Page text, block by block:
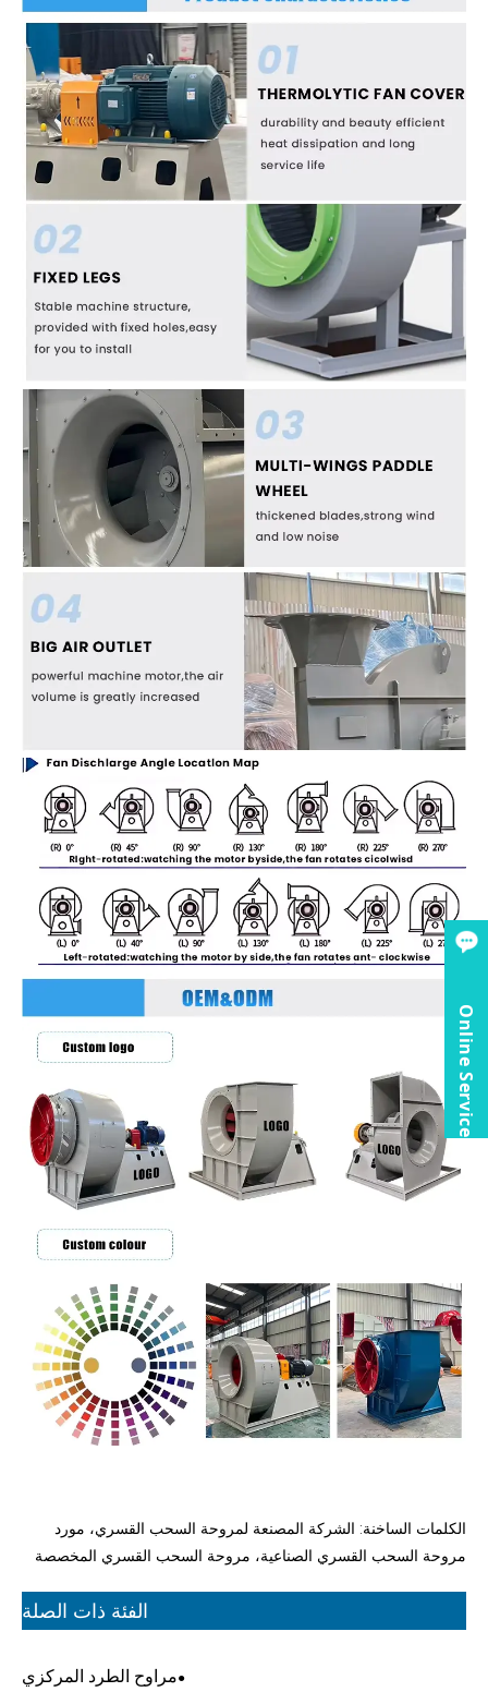
الكلمات الساخنة: الشركة المصنعة لمروحة السحب القسري، مورد
مروحة السحب القسري الصناعية، مروحة السحب القسري المخصصة
الفئة ذات الصلة
مراوح الطرد المركزي
Online Service